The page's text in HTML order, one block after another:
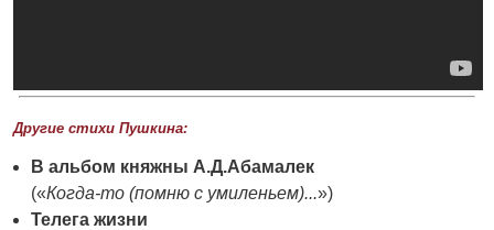
Другие стихи Пушкина:
В альбом княжны А.Д.Абамалек
(«Когда-то (помню с умиленьем)...»)
Телега жизни